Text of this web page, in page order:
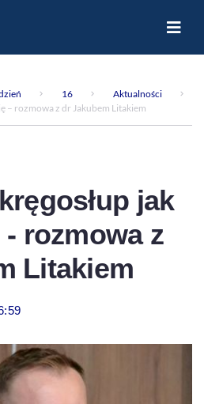
16
Aktualności
– rozmowa z dr Jakubem Litakiem
jak
rozmowa z
Litakiem